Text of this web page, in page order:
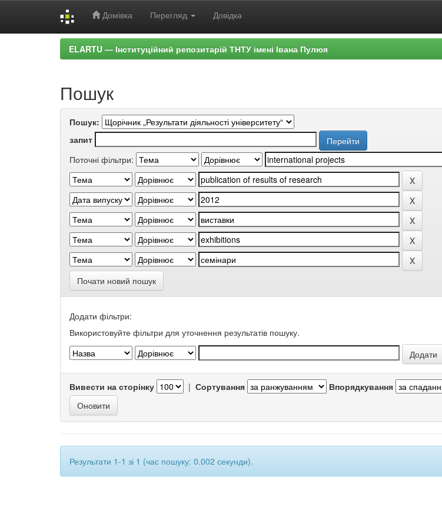
Домівка Перегляд Довідка
ELARTU — Інституційний репозитарій ТНТУ імені Івана Пулюя
Пошук
Пошук:
запит
Поточні фільтри:
Почати новий пошук
Додати фільтри:
Використовуйте фільтри для уточнення результатів пошуку.
Вивести на сторінку | Сортування Впорядкування
Результати 1-1 зі 1 (час пошуку: 0.002 секунди).